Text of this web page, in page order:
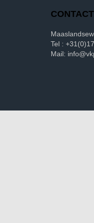
CONTACT
Tel :
Mail: